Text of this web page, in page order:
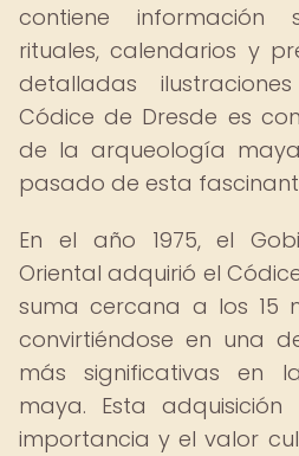
contiene información
rituales, calendarios y
detalladas
Códice de Dresde es
de la arqueología
pasado de esta
En el año 1975, el
Oriental adquirió el
suma cercana a los 15
convirtiéndose en una
más significativas en
maya. Esta
importancia y el valor